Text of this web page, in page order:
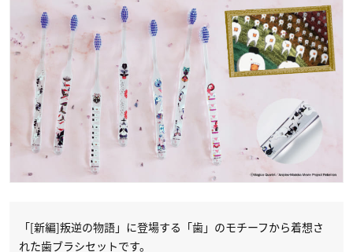
「[新編]叛逆の物語」に登場する「歯」のモチーフから着想さ
れた歯ブラシセットです。